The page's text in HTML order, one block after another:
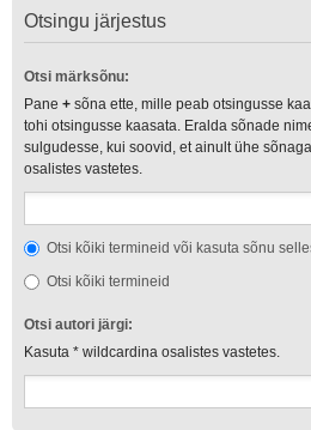
Otsingu järjestus
Otsi märksõnu:
Pane + sõna ette, mille peab otsingusse
tohi otsingusse kaasata. Eralda sõnade
sulgudesse, kui soovid, et ainult ühe sõnaga otsitaks. Kasuta * wildcardina
osalistes vastetes.
Otsi kõiki termineid või kasuta sõnu
Otsi kõiki termineid
Otsi autori järgi:
Kasuta * wildcardina osalistes vastetes.